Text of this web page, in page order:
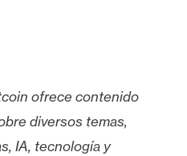
ofrece contenido
diversos temas,
IA, tecnología y